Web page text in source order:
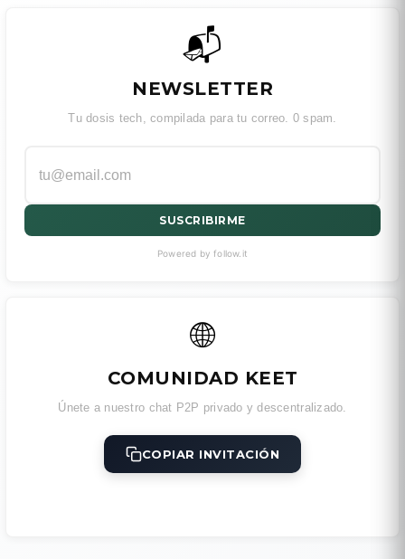
📬
NEWSLETTER
Tu dosis tech, compilada para tu correo. 0 spam.
SUSCRIBIRME
Powered by follow.it
🌐
COMUNIDAD KEET
Únete a nuestro chat P2P privado y descentralizado.
COPIAR INVITACIÓN